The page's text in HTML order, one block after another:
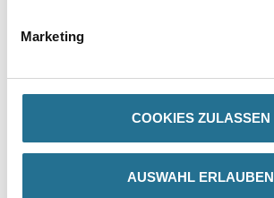
Marketing
COOKIES ZULASSEN
AUSWAHL ERLAUBEN
PRODUKTEIGENSCHAFTEN
- Über 100 Motive für jeden Geschmack
- Farblich anpassbare Tapetenmotive